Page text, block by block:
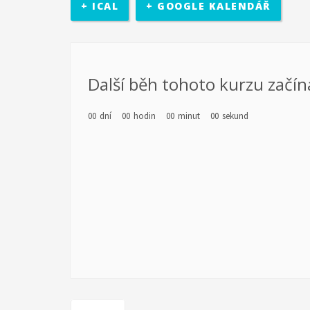
rozhodovací pravomocí. Účastníci se sejdou v třikrát
diagnostiky a poté jejich vlastní motivaci k rozvoji.
realizován školící kurz pro pracovníky s mládeží z
+ ICAL + GOOGLE KALENDÁŘ
Další běh tohoto kurzu
00 dní 00 hodin 00 minut 00 sekund